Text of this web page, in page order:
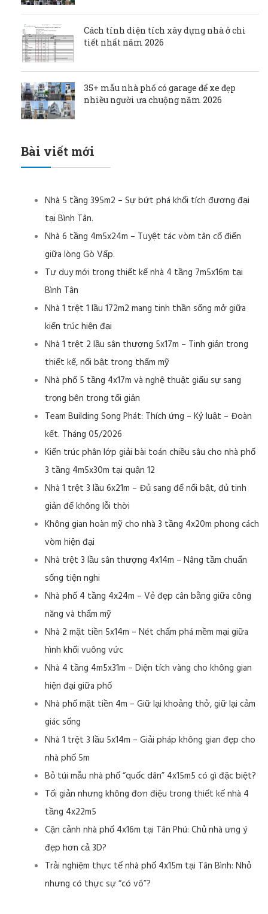
Cách tính diện tích xây dựng nhà ở chi
tiết nhất năm 2026
35+ mẫu nhà phố có garage để xe đẹp
nhiều người ưa chuộng năm 2026
Bài viết mới
Nhà 5 tầng 395m2 – Sự bứt phá khối tích đương đại
tại Bình Tân.
Nhà 6 tầng 4m5x24m – Tuyệt tác vòm tân cổ điển
giữa lòng Gò Vấp.
Tư duy mới trong thiết kế nhà 4 tầng 7m5x16m tại
Bình Tân
Nhà 1 trệt 1 lầu 172m2 mang tinh thần sống mở giữa
kiến trúc hiện đại
Nhà 1 trệt 2 lầu sân thượng 5x17m – Tinh giản trong
thiết kế, nổi bật trong thẩm mỹ
Nhà phố 5 tầng 4x17m và nghệ thuật giấu sự sang
trọng bên trong tối giản
Team Building Song Phát: Thích ứng – Kỷ luật – Đoàn
kết. Tháng 05/2026
Kiến trúc phân lớp giải bài toán chiều sâu cho nhà phố
3 tầng 4m5x30m tại quận 12
Nhà 1 trệt 3 lầu 6x21m – Đủ sang để nổi bật, đủ tinh
giản để không lỗi thời
Không gian hoàn mỹ cho nhà 3 tầng 4x20m phong cách
vòm hiện đại
Nhà trệt 3 lầu sân thượng 4x14m – Nâng tầm chuẩn
sống tiện nghi
Nhà phố 4 tầng 4x24m – Vẻ đẹp cân bằng giữa công
năng và thẩm mỹ
Nhà 2 mặt tiền 5x14m – Nét chấm phá mềm mại giữa
hình khối vuông vức
Nhà 4 tầng 4m5x31m – Diện tích vàng cho không gian
hiện đại giữa phố
Nhà phố mặt tiền 4m – Giữ lại khoảng thở, giữ lại cảm
giác sống
Nhà 1 trệt 3 lầu 5x14m – Giải pháp không gian đẹp cho
nhà phố 5m
Bỏ túi mẫu nhà phố “quốc dân” 4x15m5 có gì đặc biệt?
Tối giản nhưng không đơn điệu trong thiết kế nhà 4
tầng 4x22m5
Cận cảnh nhà phố 4x16m tại Tân Phú: Chủ nhà ưng ý
đẹp hơn cả 3D?
Trải nghiệm thực tế nhà phố 4x15m tại Tân Bình: Nhỏ
nhưng có thực sự “có võ”?